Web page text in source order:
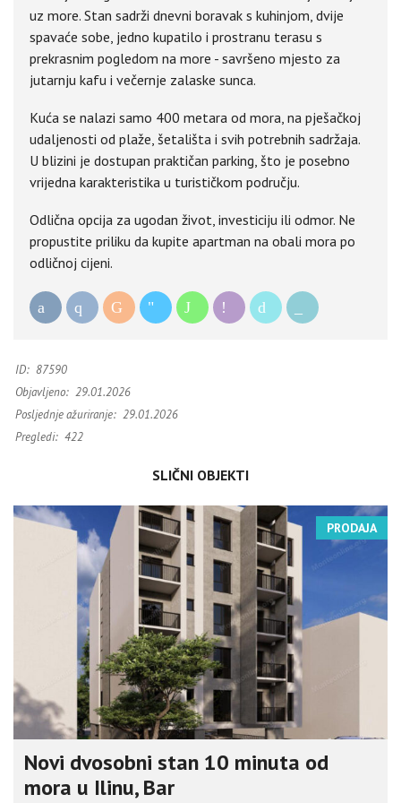
uz more. Stan sadrži dnevni boravak s kuhinjom, dvije
spavaće sobe, jedno kupatilo i prostranu terasu s
prekrasnim pogledom na more - savršeno mjesto za
jutarnju kafu i večernje zalaske sunca.
Kuća se nalazi samo 400 metara od mora, na pješačkoj
udaljenosti od plaže, šetališta i svih potrebnih sadržaja.
U blizini je dostupan praktičan parking, što je posebno
vrijedna karakteristika u turističkom području.
Odlična opcija za ugodan život, investiciju ili odmor. Ne
propustite priliku da kupite apartman na obali mora po
odličnoj cijeni.
ID: 87590
Objavljeno: 29.01.2026
Posljednje ažuriranje: 29.01.2026
Pregledi: 422
SLIČNI OBJEKTI
PRODAJA
Novi dvosobni stan 10 minuta od
mora u Ilinu, Bar